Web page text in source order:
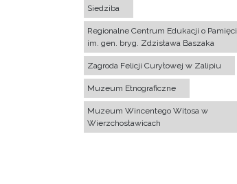
Siedziba
Regionalne Centrum Edukacji o Pamięci
im. gen. bryg. Zdzisława Baszaka
Zagroda Felicji Curyłowej w Zalipiu
Muzeum Etnograficzne
Muzeum Wincentego Witosa w
Wierzchosławicach